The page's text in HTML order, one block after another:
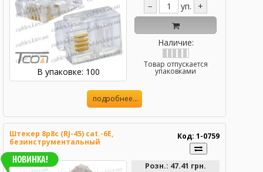
В упаковке: 100
−
уп. +
Наличие:
Товар отпускается
упаковками
подробнее...
Штекер 8p8c (RJ-45) cat.-6E,
безинструментальный
Код: 1-0759
Розн.: 47.41 грн.